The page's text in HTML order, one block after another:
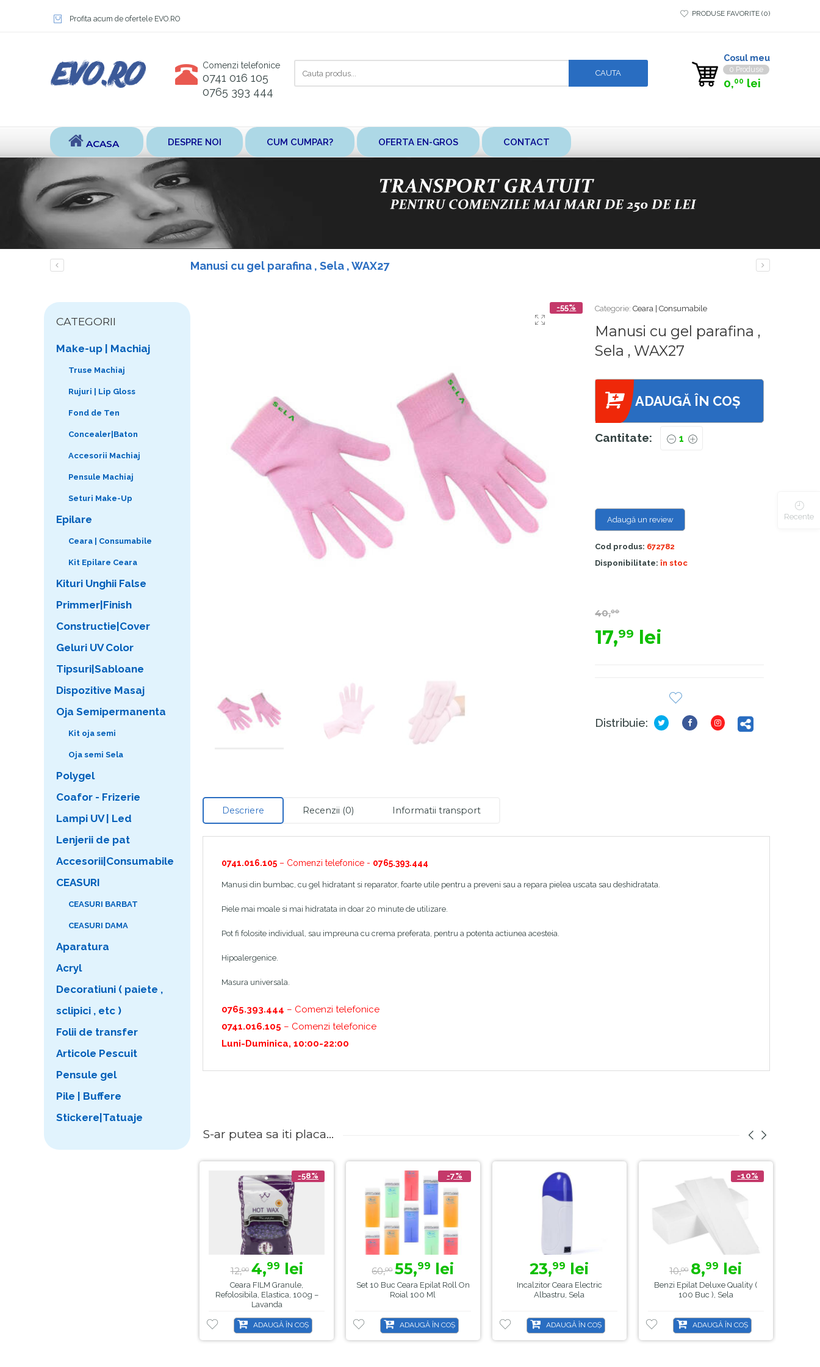
Profita acum de ofertele EVO.RO
PRODUSE FAVORITE 0
Comenzi telefonice
0741 016 105
0765 393 444
aici
Cosul meu
0 Produse
0,00 lei
ACASA DESPRE NOI CUM CUMPAR? OFERTA EN-GROS CONTACT
Manusi cu gel parafina , Sela , WAX27
-55% Categorie:Ceara | Consumabile
Manusi cu gel parafina ,
Sela , WAX27
ADAUGĂ ÎN COȘ
Cantitate:
Adaugă un review
Cod produs: 672782
Disponibilitate: în stoc
40,00
17,99 lei
Distribuie:
Descriere Recenzii (0) Informatii transport
0741.016.105 – Comenzi telefonice - 0765.393.444
Manusi din bumbac, cu gel hidratant si reparator, foarte utile pentru a preveni sau a repara pielea uscata sau deshidratata.
Piele mai moale si mai hidratata in doar 20 minute de utilizare.
Pot fi folosite individual, sau impreuna cu crema preferata, pentru a potenta actiunea acesteia.
Hipoalergenice.
Masura universala.
0765.393.444 – Comenzi telefonice
0741.016.105 – Comenzi telefonice
Luni-Duminica, 10:00-22:00
S-ar putea sa iti placa...
-58%
12,00 4,99 lei
Ceara FILM Granule,
Refolosibila, Elastica, 100g –
Lavanda
ADAUGĂ ÎN COȘ
-7%
60,00 55,99 lei
Set 10 Buc Ceara Epilat Roll On
Roial 100 Ml
ADAUGĂ ÎN COȘ
23,99 lei
Incalzitor Ceara Electric
Albastru, Sela
ADAUGĂ ÎN COȘ
-10%
10,00 8,99 lei
Benzi Epilat Deluxe Quality (
100 Buc ), Sela
ADAUGĂ ÎN COȘ
CATEGORII
Make-up | Machiaj
Truse Machiaj
Rujuri | Lip Gloss
Fond de Ten
Concealer|Baton
Accesorii Machiaj
Pensule Machiaj
Seturi Make-Up
Epilare
Ceara | Consumabile
Kit Epilare Ceara
Kituri Unghii False
Primmer|Finish
Constructie|Cover
Geluri UV Color
Tipsuri|Sabloane
Dispozitive Masaj
Oja Semipermanenta
Kit oja semi
Oja semi Sela
Polygel
Coafor - Frizerie
Lampi UV | Led
Lenjerii de pat
Accesorii|Consumabile
CEASURI
CEASURI BARBAT
CEASURI DAMA
Aparatura
Acryl
Decoratiuni ( paiete ,
sclipici , etc )
Folii de transfer
Articole Pescuit
Pensule gel
Pile | Buffere
Stickere|Tatuaje
Recente